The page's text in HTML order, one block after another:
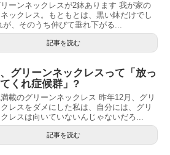
ーンネックレスが2鉢あります 我が家の
ックレス。もともとは、黒い鉢だけでし
が、そのうち伸びて垂れ下がる...
記事を読む
グリーンネックレスって「放っ
くれ症候群」?
載のグリーンネックレス 昨年12月、グリ
レスをダメにした私は、自分には、グリ
レスは向いていないんじゃないだろ...
記事を読む